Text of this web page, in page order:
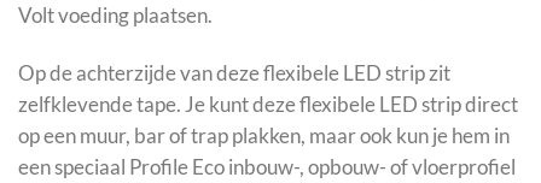
Volt voeding plaatsen.
Op de achterzijde van deze flexibele LED strip zit
zelfklevende tape. Je kunt deze flexibele LED strip direct
op een muur, bar of trap plakken, maar ook kun je hem in
een speciaal Profile Eco inbouw-, opbouw- of vloerprofiel